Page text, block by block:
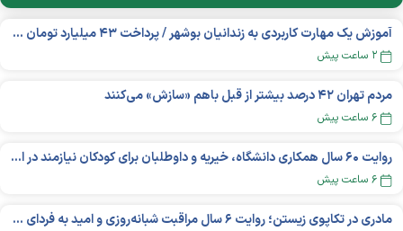
آموزش یک مهارت کاربردی به زندانیان بوشهر / پرداخت ۴۳ میلیارد تومان تسهیلات خوداشتغالی
۲ ساعت پیش
مردم تهران ۴۲ درصد بیشتر از قبل باهم «سازش» می‌کنند
۶ ساعت پیش
روایت ۶۰ سال همکاری دانشگاه، خیریه و داوطلبان برای کودکان نیازمند در استرالیا
۶ ساعت پیش
مادری در تکاپوی زیستن؛ روایت ۶ سال مراقبت شبانه‌روزی و امید به فردای «نورا»